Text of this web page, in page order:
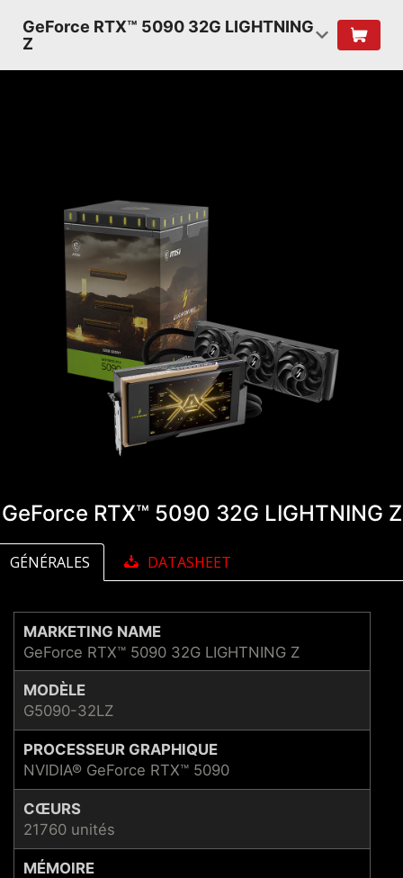
GeForce RTX™ 5090 32G LIGHTNING
Z
GeForce RTX™ 5090 32G LIGHTNING Z
GÉNÉRALES DATASHEET
MARKETING NAME
GeForce RTX™ 5090 32G LIGHTNING Z
MODÈLE
G5090-32LZ
PROCESSEUR GRAPHIQUE
NVIDIA® GeForce RTX™ 5090
CŒURS
21760 unités
MÉMOIRE